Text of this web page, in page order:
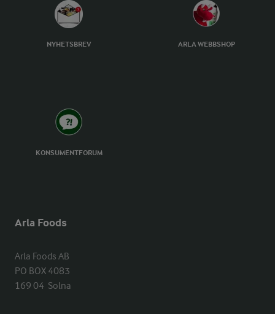
NYHETSBREV ARLA WEBBSHOP
KONSUMENTFORUM
Arla Foods
Arla Foods AB
PO BOX 4083
169 04  Solna